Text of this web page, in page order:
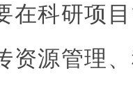
在科研项
资源管理